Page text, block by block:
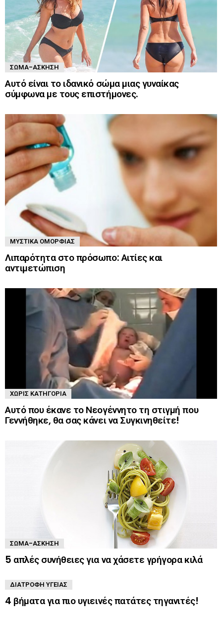
ΣΏΜΑ-ΆΣΚΗΣΗ
Αυτό είναι το ιδανικό σώμα μιας γυναίκας
σύμφωνα με τους επιστήμονες.
ΜΥΣΤΙΚΆ ΟΜΟΡΦΙΆΣ
Λιπαρότητα στο πρόσωπο: Αιτίες και
αντιμετώπιση
ΧΩΡΊΣ ΚΑΤΗΓΟΡΊΑ
Αυτό που έκανε το Νεογέννητο τη στιγμή που
Γεννήθηκε, θα σας κάνει να Συγκινηθείτε!
ΣΏΜΑ-ΆΣΚΗΣΗ
5 απλές συνήθειες για να χάσετε γρήγορα κιλά
ΔΙΑΤΡΟΦΉ ΥΓΕΊΑΣ
4 βήματα για πιο υγιεινές πατάτες τηγανιτές!